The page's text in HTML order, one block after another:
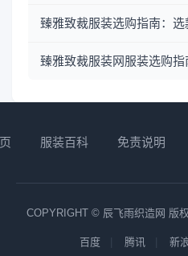
臻雅致裁服装选购指南：
臻雅致裁服装网服装选购
服装百科 免责说明
COPYRIGHT © 辰飞雨织造网 版
百度 腾讯 新